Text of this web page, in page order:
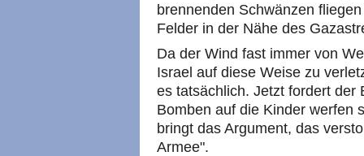
brennenden Schwänzen
Felder in der Nähe des
Da der Wind fast immer von
Israel auf diese Weise zu
es tatsächlich. Jetzt fordert der
Bomben auf die Kinder werfen
bringt das Argument, das
Armee".